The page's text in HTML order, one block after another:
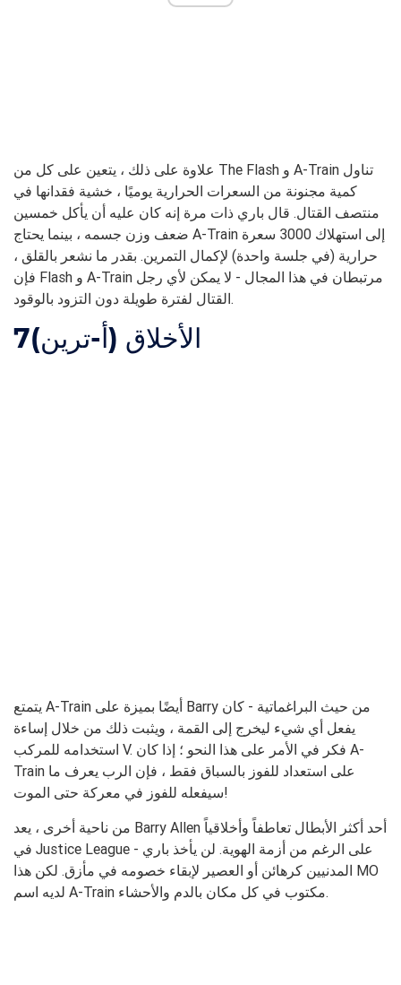
علاوة على ذلك ، يتعين على كل من The Flash و A-Train تناول
كمية مجنونة من السعرات الحرارية يوميًا ، خشية فقدانها في
منتصف القتال. قال باري ذات مرة إنه كان عليه أن يأكل خمسين
ضعف وزن جسمه ، بينما يحتاج A-Train إلى استهلاك 3000 سعرة
حرارية (في جلسة واحدة) لإكمال التمرين. بقدر ما نشعر بالقلق ،
فإن Flash و A-Train مرتبطان في هذا المجال - لا يمكن لأي رجل
القتال لفترة طويلة دون التزود بالوقود.
7الأخلاق (أ-ترين)
يتمتع A-Train أيضًا بميزة على Barry من حيث البراغماتية - كان
يفعل أي شيء ليخرج إلى القمة ، ويثبت ذلك من خلال إساءة
استخدامه للمركب V. فكر في الأمر على هذا النحو ؛ إذا كان A-
Train على استعداد للفوز بالسباق فقط ، فإن الرب يعرف ما
سيفعله للفوز في معركة حتى الموت!
من ناحية أخرى ، يعد Barry Allen أحد أكثر الأبطال تعاطفاً وأخلاقياً
في Justice League - على الرغم من أزمة الهوية. لن يأخذ باري
المدنيين كرهائن أو العصير لإبقاء خصومه في مأزق. لكن هذا MO
لديه اسم A-Train مكتوب في كل مكان بالدم والأحشاء.